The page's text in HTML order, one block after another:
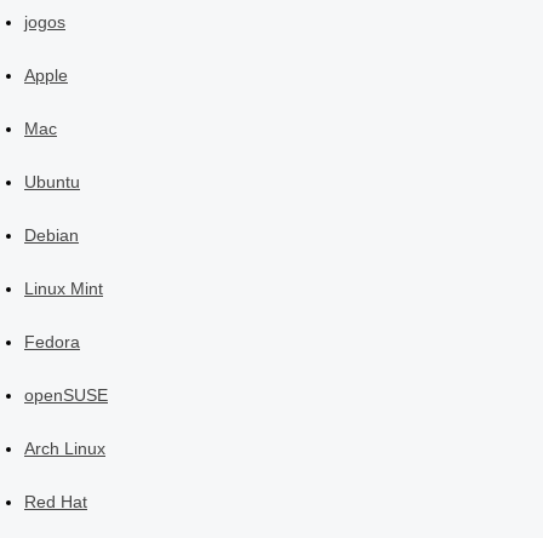
jogos
Apple
Mac
Ubuntu
Debian
Linux Mint
Fedora
openSUSE
Arch Linux
Red Hat